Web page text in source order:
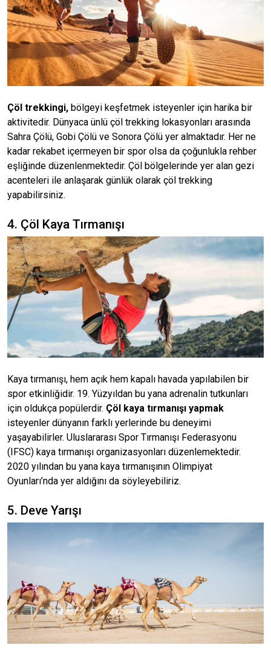
Çöl trekkingi, bölgeyi keşfetmek isteyenler için harika bir
aktivitedir. Dünyaca ünlü çöl trekking lokasyonları arasında
Sahra Çölü, Gobi Çölü ve Sonora Çölü yer almaktadır. Her ne
kadar rekabet içermeyen bir spor olsa da çoğunlukla rehber
eşliğinde düzenlenmektedir. Çöl bölgelerinde yer alan gezi
acenteleri ile anlaşarak günlük olarak çöl trekking
yapabilirsiniz.
4. Çöl Kaya Tırmanışı
Kaya tırmanışı, hem açık hem kapalı havada yapılabilen bir
spor etkinliğidir. 19. Yüzyıldan bu yana adrenalin tutkunları
için oldukça popülerdir. Çöl kaya tırmanışı yapmak
isteyenler dünyanın farklı yerlerinde bu deneyimi
yaşayabilirler. Uluslararası Spor Tırmanışı Federasyonu
(IFSC) kaya tırmanışı organizasyonları düzenlemektedir.
2020 yılından bu yana kaya tırmanışının Olimpiyat
Oyunları’nda yer aldığını da söyleyebiliriz.
5. Deve Yarışı